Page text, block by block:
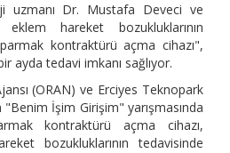
uzmanı Dr. Mustafa Deveci ve
hareket bozukluklarının
kontraktürü açma cihazı",
ayda tedavi imkanı sağlıyor.
(ORAN) ve Erciyes Teknopark
İşim Girişim" yarışmasında
kontraktürü açma cihazı,
bozukluklarının tedavisinde